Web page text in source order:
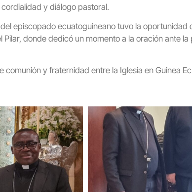
y diálogo pastoral.
episcopado ecuatoguineano tuvo la oportunidad
Pilar, donde dedicó un momento a la oración ante la
comunión y fraternidad entre la Iglesia en Guinea